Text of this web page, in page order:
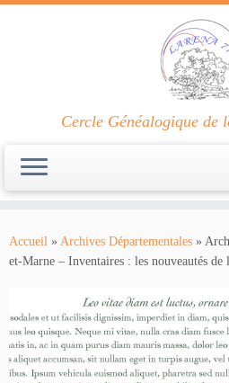
contenu
Cercle Généalogique de
Accueil » Archives Départementales »
et-Marne – Inventaires : les nouveautés